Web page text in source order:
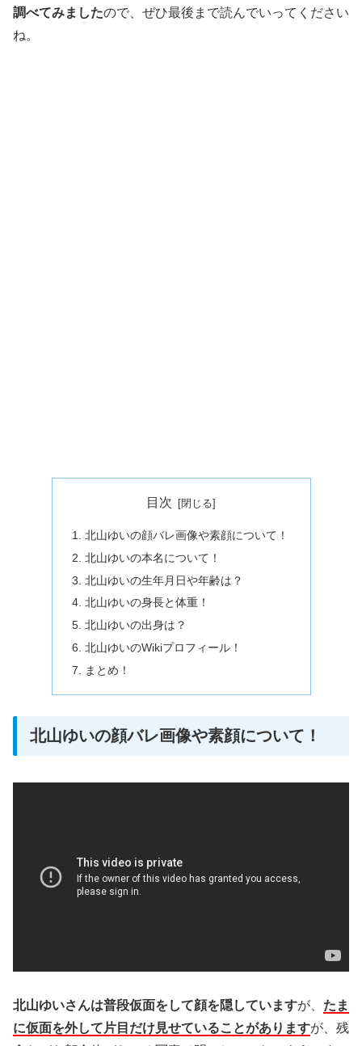
調べてみましたので、ぜひ最後まで読んでいってください
ね。
目次
北山ゆいの顔バレ画像や素顔について！
北山ゆいの本名について！
北山ゆいの生年月日や年齢は？
北山ゆいの身長と体重！
北山ゆいの出身は？
北山ゆいのWikiプロフィール！
まとめ！
北山ゆいの顔バレ画像や素顔について！
北山ゆいさんは普段仮面をして顔を隠していますが、 たま
に仮面を外して片目だけ見せていることがありますが、残